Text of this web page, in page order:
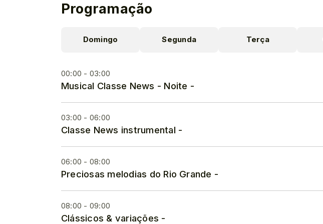
Programação
Domingo Segunda Terça
00:00 - 03:00
Musical Classe News - Noite -
03:00 - 06:00
Classe News instrumental -
06:00 - 08:00
Preciosas melodias do Rio Grande -
08:00 - 09:00
Clássicos & variações -